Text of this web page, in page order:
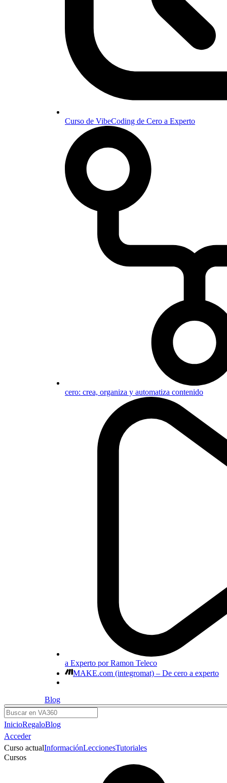
Curso de VibeCoding de Cero a Experto
cero: crea, organiza y automatiza contenido
a Experto por Ramon Teleco
MAKE.com (integromat) – De cero a experto
Blog
Buscar
InicioRegaloBlog
Acceder
Curso actualInformaciónLeccionesTutoriales
Cursos